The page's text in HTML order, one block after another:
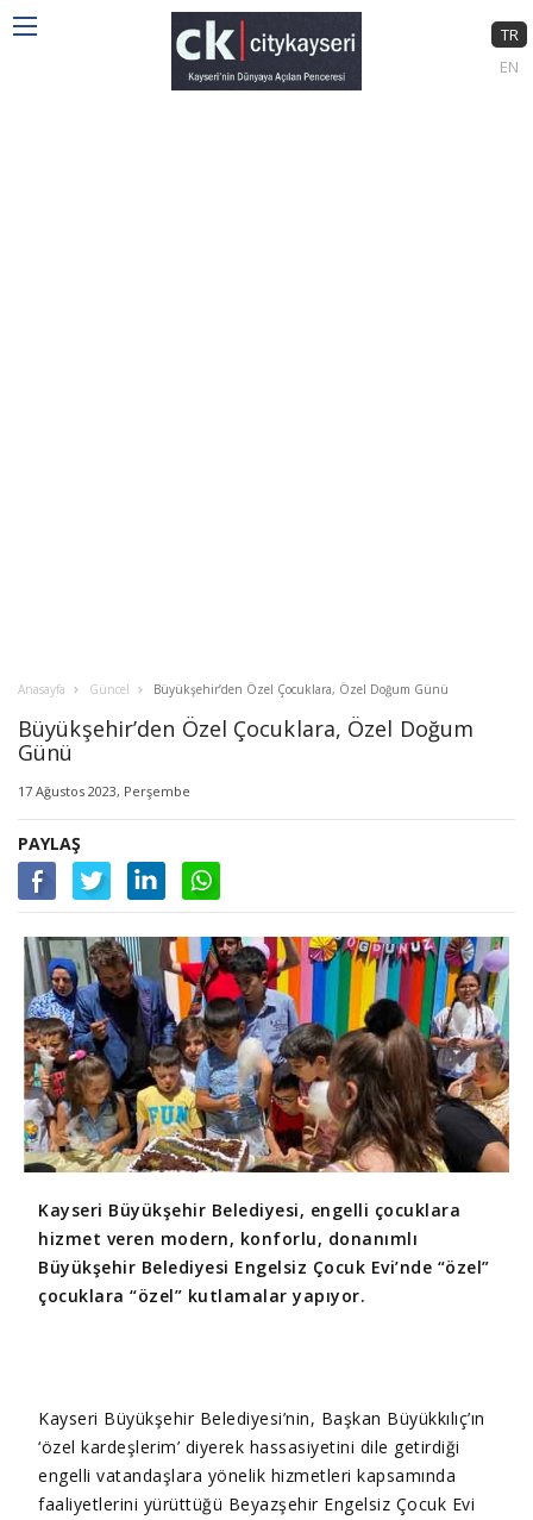
TR
EN
Anasayfa Güncel Büyükşehir’den Özel Çocuklara, Özel Doğum Günü
Büyükşehir’den Özel Çocuklara, Özel Doğum
Günü
17 Ağustos 2023, Perşembe
PAYLAŞ
Kayseri Büyükşehir Belediyesi, engelli çocuklara
hizmet veren modern, konforlu, donanımlı
Büyükşehir Belediyesi Engelsiz Çocuk Evi’nde “özel”
çocuklara “özel” kutlamalar yapıyor.
Kayseri Büyükşehir Belediyesi’nin, Başkan Büyükkılıç’ın
‘özel kardeşlerim’ diyerek hassasiyetini dile getirdiği
engelli vatandaşlara yönelik hizmetleri kapsamında
faaliyetlerini yürüttüğü Beyazşehir Engelsiz Çocuk Evi